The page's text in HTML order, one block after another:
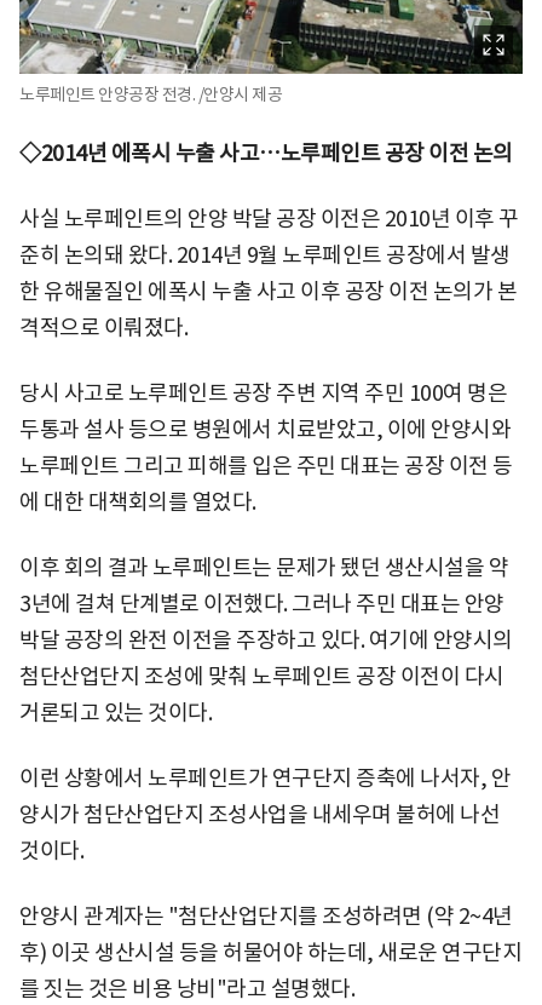
노루페인트 안양공장 전경. /안양시 제공
◇2014년 에폭시 누출 사고…노루페인트 공장 이전 논의
사실 노루페인트의 안양 박달 공장 이전은 2010년 이후 꾸
준히 논의돼 왔다. 2014년 9월 노루페인트 공장에서 발생
한 유해물질인 에폭시 누출 사고 이후 공장 이전 논의가 본
격적으로 이뤄졌다.
당시 사고로 노루페인트 공장 주변 지역 주민 100여 명은
두통과 설사 등으로 병원에서 치료받았고, 이에 안양시와
노루페인트 그리고 피해를 입은 주민 대표는 공장 이전 등
에 대한 대책회의를 열었다.
이후 회의 결과 노루페인트는 문제가 됐던 생산시설을 약
3년에 걸쳐 단계별로 이전했다. 그러나 주민 대표는 안양
박달 공장의 완전 이전을 주장하고 있다. 여기에 안양시의
첨단산업단지 조성에 맞춰 노루페인트 공장 이전이 다시
거론되고 있는 것이다.
이런 상황에서 노루페인트가 연구단지 증축에 나서자, 안
양시가 첨단산업단지 조성사업을 내세우며 불허에 나선
것이다.
안양시 관계자는 "첨단산업단지를 조성하려면 (약 2~4년
후) 이곳 생산시설 등을 허물어야 하는데, 새로운 연구단지
를 짓는 것은 비용 낭비"라고 설명했다.